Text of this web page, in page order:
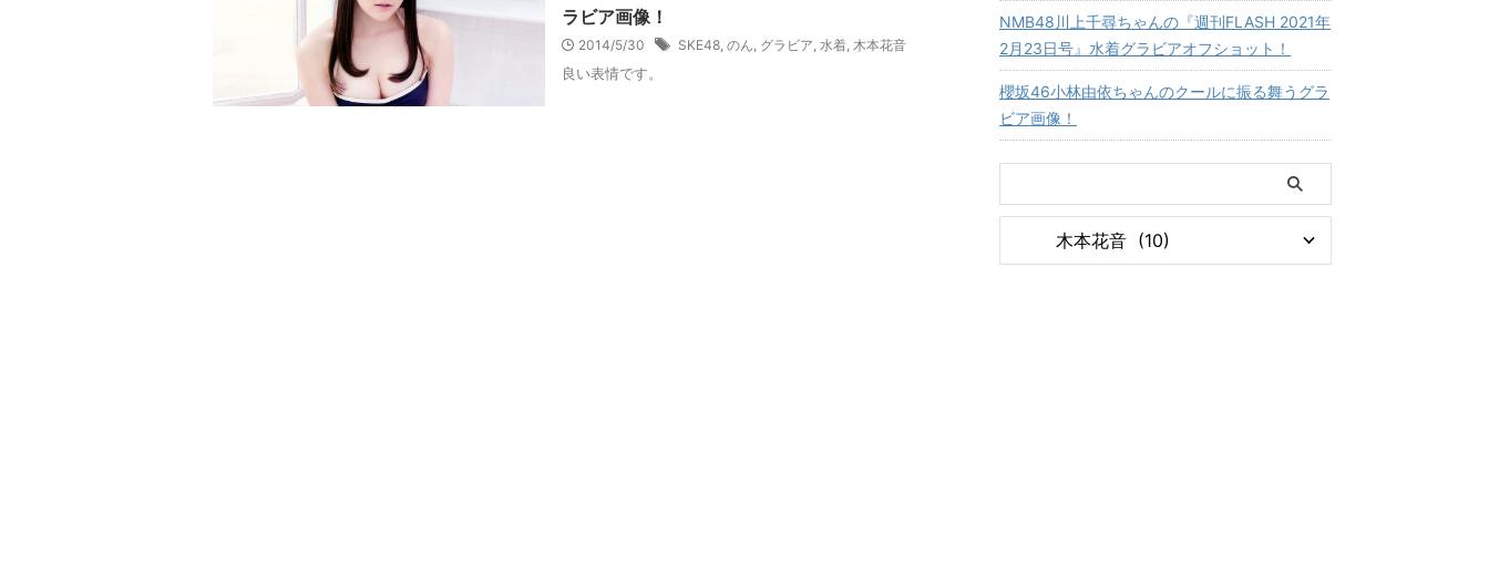
ラビア画像！
2014/5/30 SKE48, のん, グラビア, 水着, 木本花音
良い表情です。
NMB48川上千尋ちゃんの『週刊FLASH 2021年
2月23日号』水着グラビアオフショット！
櫻坂46小林由依ちゃんのクールに振る舞うグラ
ビア画像！